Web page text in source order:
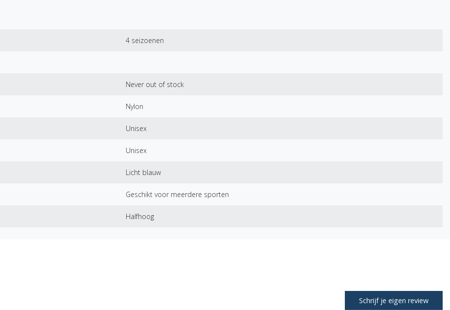
4 seizoenen
Never out of stock
Nylon
Unisex
Unisex
Licht blauw
Geschikt voor meerdere sporten
Halfhoog
Schrijf je eigen review